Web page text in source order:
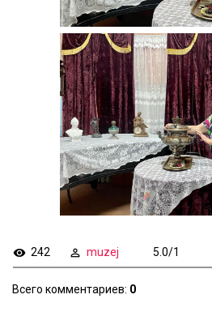
242 muzej 5.0/1
Всего комментариев: 0